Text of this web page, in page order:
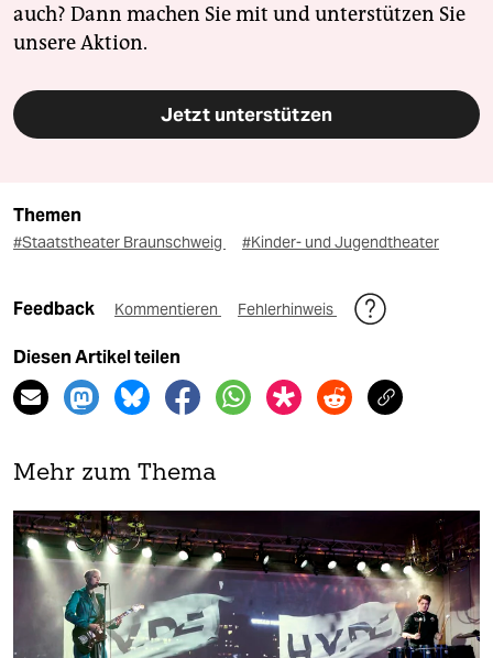
auch? Dann machen Sie mit und unterstützen Sie
unsere Aktion.
Jetzt unterstützen
Themen
#Staatstheater Braunschweig #Kinder- und Jugendtheater
Feedback Kommentieren Fehlerhinweis
Diesen Artikel teilen
Mehr zum Thema